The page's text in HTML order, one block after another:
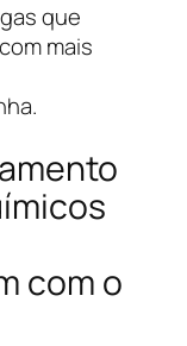
que
mais
com o